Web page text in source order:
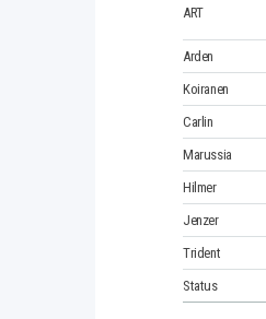
ART
Arden
Koiranen
Carlin
Marussia
Hilmer
Jenzer
Trident
Status